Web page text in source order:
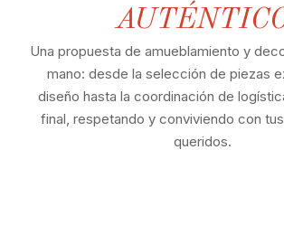
Una propuesta de amueblamiento y
mano: desde la selección de piezas
diseño hasta la coordinación de
final, respetando y conviviendo con
queridos.